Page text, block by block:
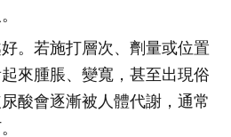
。若施打層次、劑量或位置
來腫脹、變寬，甚至出現俗
酸會逐漸被人體代謝，通常